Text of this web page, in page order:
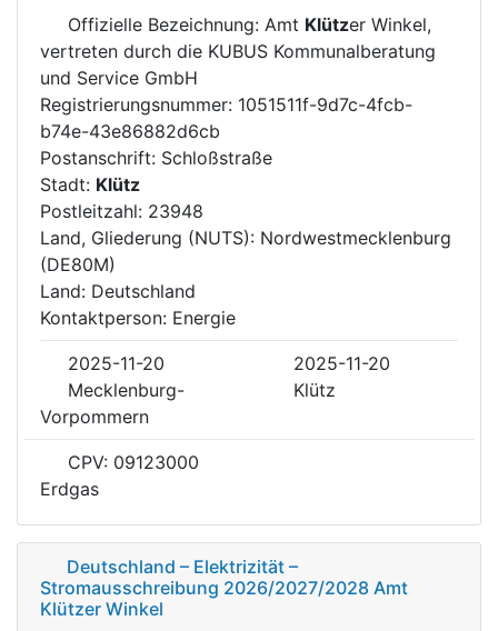
Offizielle Bezeichnung: Amt Klützer Winkel,
vertreten durch die KUBUS Kommunalberatung
und Service GmbH
Registrierungsnummer: 1051511f-9d7c-4fcb-
b74e-43e86882d6cb
Postanschrift: Schloßstraße
Stadt: Klütz
Postleitzahl: 23948
Land, Gliederung (NUTS): Nordwestmecklenburg
(DE80M)
Land: Deutschland
Kontaktperson: Energie
2025-11-20
2025-11-20
Mecklenburg-
Vorpommern
Klütz
CPV: 09123000
Erdgas
Deutschland – Elektrizität –
Stromausschreibung 2026/2027/2028 Amt
Klützer Winkel